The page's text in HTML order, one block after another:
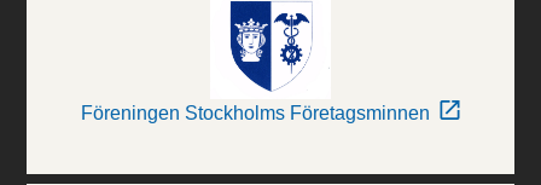
Föreningen Stockholms Företagsminnen